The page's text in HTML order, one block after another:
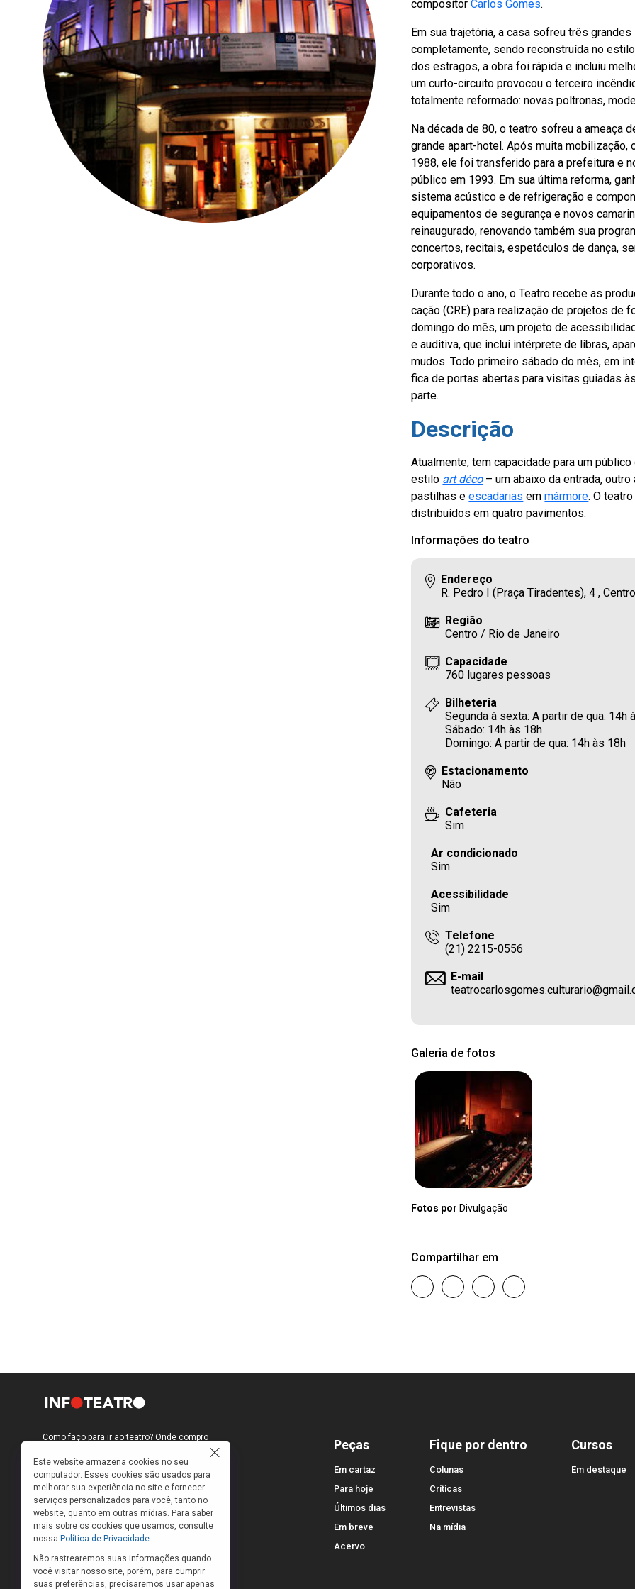
compositorCarlos Gomes.
Em sua trajetória, a casa sofreu três grandes
completamente, sendo reconstruída no
dos estragos, a obra foi rápida e incluiu
umcurto-circuito provocou o terceiro
totalmente reformado: novas poltronas,
Na década de 80, o teatro sofreu a ameaça
grande apart-hotel. Após muita
1988, ele foi transferido para a prefeitura e
público em 1993. Em sua última reforma,
sistema acústico e de refrigeração e
equipamentos de segurança e novos
reinaugurado, renovando também sua
concertos, recitais, espetáculos de dança,
corporativos.
Durante todo o ano, o Teatrorecebe as
cação (CRE) para realização de projetos de
domingo do mês, um projeto de
e auditiva, que inclui intérprete de libras,
mudos. Todo primeiro sábado do mês, em
fica de portas abertas para visitas guiadas
parte.
Descrição
Atualmente, tem capacidade para um
estilo art déco– um abaixo da entrada,
pastilhas eescadarias emmármore. O
distribuídos em quatro pavimentos.
Informações do teatro
Endereço
R. Pedro I (Praça Tiradentes), 4 ,
Região
Centro / Rio de Janeiro
Capacidade
760 lugares pessoas
Bilheteria
Segunda à sexta: A partir de qua: 14h
Sábado: 14h às 18h
Domingo: A partir de qua: 14h às 18h
Estacionamento
Não
Cafeteria
Sim
Ar condicionado
Sim
Acessibilidade
Sim
Telefone
(21) 2215-0556
E-mail
Galeria de fotos
Fotos por Divulgação
Compartilhar em
Como faço para ir ao teatro? Onde compro
ingressos e a que preços? Quais peças estão
em cartaz?
Para responder a essas e outras perguntas,
criamos o banco de peças teatrais do
INFOTEATRO.
As informações das peças cadastradas no site
O Infoteatro não se responsabiliza pela
atualização das informações das peças
cadastradas.
Peças
Em cartaz
Para hoje
Últimos dias
Em breve
Acervo
Fique por dentro
Colunas
Críticas
Entrevistas
Na mídia
Cursos
Em destaque
Este website armazena cookies no seu
computador. Esses cookies são usados para
melhorar sua experiência no site e fornecer
serviços personalizados para você, tanto no
website, quanto em outras mídias. Para saber
mais sobre os cookies que usamos, consulte
nossa Política de Privacidade
Não rastrearemos suas informações quando
você visitar nosso site, porém, para cumprir
suas preferências, precisaremos usar apenas